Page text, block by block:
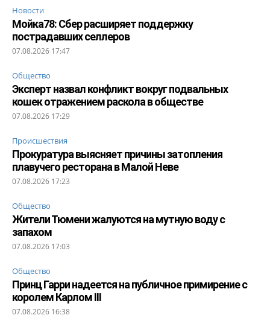
Новости
Мойка78: Сбер расширяет поддержку
пострадавших селлеров
07.08.2026 17:47
Общество
Эксперт назвал конфликт вокруг подвальных
кошек отражением раскола в обществе
07.08.2026 17:29
Происшествия
Прокуратура выясняет причины затопления
плавучего ресторана в Малой Неве
07.08.2026 17:23
Общество
Жители Тюмени жалуются на мутную воду с
запахом
07.08.2026 17:03
Общество
Принц Гарри надеется на публичное примирение с
королем Карлом III
07.08.2026 16:38